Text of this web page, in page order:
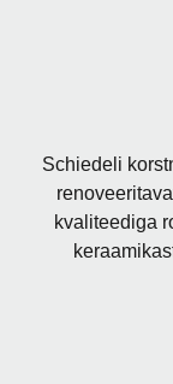
Schiedeli
kvaliteediga